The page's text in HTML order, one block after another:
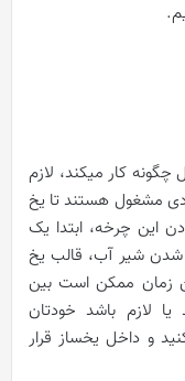
کار میکند، لازم
مشغول هستند تا یخ
این چرخه، ابتدا یک
شدن شیر آب، قالب یخ
این زمان ممکن است بین
لازم باشد خودتان
و داخل یخساز قرار